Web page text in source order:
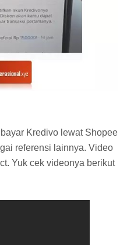
Kredivo lewat Shopee
referensi lainnya. Video
Yuk cek videonya berikut